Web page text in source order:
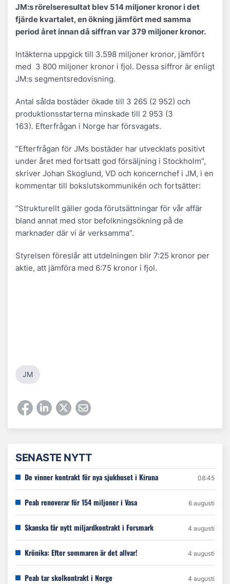
JM:s rörelseresultat blev 514 miljoner kronor i det
fjärde kvartalet, en ökning jämfört med samma
period året innan då siffran var 379 miljoner kronor.
Intäkterna uppgick till 3.598 miljoner kronor, jämfört
med 3 800 miljoner kronor i fjol. Dessa siffror är enligt
JM:s segmentsredovisning.
Antal sålda bostäder ökade till 3 265 (2 952) och
produktionsstarterna minskade till 2 953 (3
163). Efterfrågan i Norge har försvagats.
”Efterfrågan för JMs bostäder har utvecklats positivt
under året med fortsatt god försäljning i Stockholm”,
skriver Johan Skoglund, VD och koncernchef i JM, i en
kommentar till bokslutskommunikén och fortsätter:
”Strukturellt gäller goda förutsättningar för vår affär
bland annat med stor befolkningsökning på de
marknader där vi är verksamma”.
Styrelsen föreslår att utdelningen blir 7:25 kronor per
aktie, att jämföra med 6:75 kronor i fjol.
JM
SENASTE NYTT
De vinner kontrakt för nya sjukhuset i Kiruna 08:45
Peab renoverar för 154 miljoner i Vasa 6 augusti
Skanska får nytt miljardkontrakt i Forsmark 4 augusti
Krönika: Efter sommaren är det allvar! 4 augusti
Peab tar skolkontrakt i Norge 4 augusti